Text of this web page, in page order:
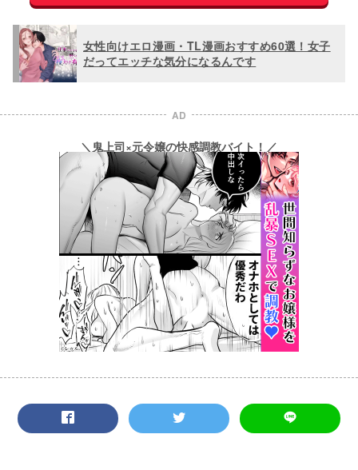
女性向けエロ漫画・TL漫画おすすめ60選！女子
だってエッチな気分になるんです
AD
＼鬼上司×元令嬢の快感調教バイト！／